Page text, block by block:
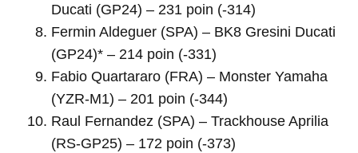
Ducati (GP24) – 231 poin (-314)
Fermin Aldeguer (SPA) – BK8 Gresini Ducati
(GP24)* – 214 poin (-331)
Fabio Quartararo (FRA) – Monster Yamaha
(YZR-M1) – 201 poin (-344)
Raul Fernandez (SPA) – Trackhouse Aprilia
(RS-GP25) – 172 poin (-373)